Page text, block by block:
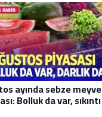
ayında sebze meyve
Bolluk da var, sıkıntı